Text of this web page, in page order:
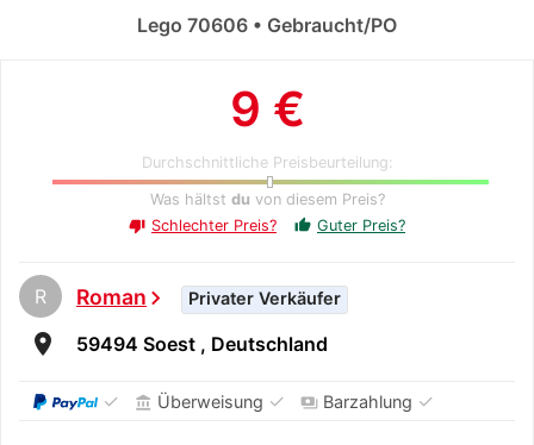
9 €
Durchschnittliche Preisbeurteilung:
Was hältst du von diesem Preis?
thumb_down Schlechter Preis? thumb_up Guter Preis?
R Romanchevron_right Privater Verkäufer
room 59494 Soest , Deutschland
✓ account_balance Überweisung ✓ paymentsBarzahlung ✓
Lego 70606 • Gebraucht/PO